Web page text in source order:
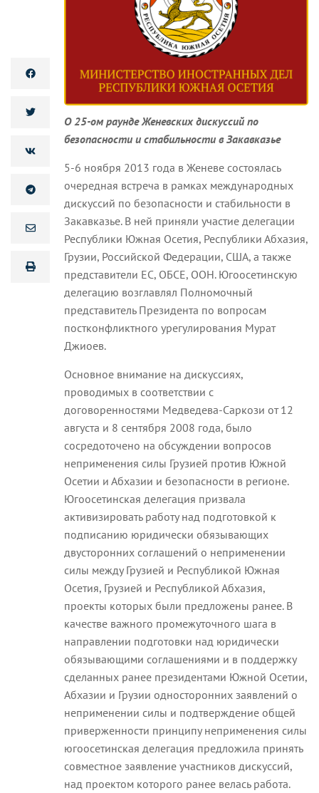
О 25-ом раунде Женевских дискуссий по
безопасности и стабильности в Закавказье
5-6 ноября 2013 года в Женеве состоялась
очередная встреча в рамках международных
дискуссий по безопасности и стабильности в
Закавказье. В ней приняли участие делегации
Республики Южная Осетия, Республики Абхазия,
Грузии, Российской Федерации, США, а также
представители ЕС, ОБСЕ, ООН. Югоосетинскую
делегацию возглавлял Полномочный
представитель Президента по вопросам
постконфликтного урегулирования Мурат
Джиоев.
Основное внимание на дискуссиях,
проводимых в соответствии с
договоренностями Медведева-Саркози от 12
августа и 8 сентября 2008 года, было
сосредоточено на обсуждении вопросов
неприменения силы Грузией против Южной
Осетии и Абхазии и безопасности в регионе.
Югоосетинская делегация призвала
активизировать работу над подготовкой к
подписанию юридически обязывающих
двусторонних соглашений о неприменении
силы между Грузией и Республикой Южная
Осетия, Грузией и Республикой Абхазия,
проекты которых были предложены ранее. В
качестве важного промежуточного шага в
направлении подготовки над юридически
обязывающими соглашениями и в поддержку
сделанных ранее президентами Южной Осетии,
Абхазии и Грузии односторонних заявлений о
неприменении силы и подтверждение общей
приверженности принципу неприменения силы
югоосетинская делегация предложила принять
совместное заявление участников дискуссий,
над проектом которого ранее велась работа.